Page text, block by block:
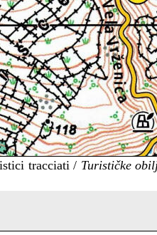
tracciati / Turističke